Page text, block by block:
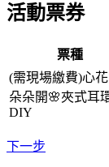
活動票券
票種
(需現場繳費)心
朵朵開🌸夾式耳
DIY
下一步